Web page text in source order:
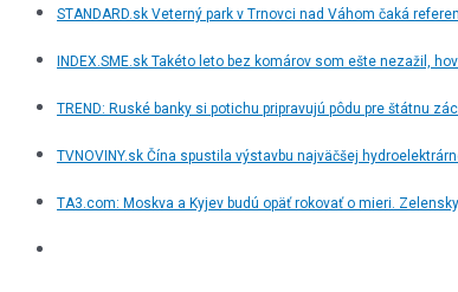
STANDARD.sk Veterný park v Trnovci nad Váhom čaká
INDEX.SME.sk Takéto leto bez komárov som ešte nezažil,
TREND: Ruské banky si potichu pripravujú pôdu pre štátnu
TVNOVINY.sk Čína spustila výstavbu najväčšej
TA3.com: Moskva a Kyjev budú opäť rokovať o mieri.